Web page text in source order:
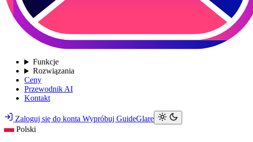
Funkcje
Rozwiązania
Ceny
Przewodnik AI
Kontakt
Zaloguj się do konta Wypróbuj GuideGlare
Polski